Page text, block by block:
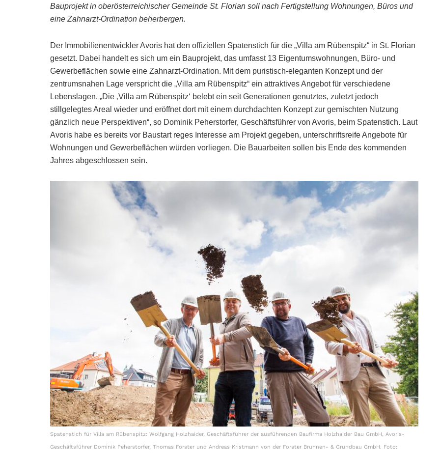
Bauprojekt in oberösterreichischer Gemeinde St. Florian soll nach Fertigstellung Wohnungen, Büros und
eine Zahnarzt-Ordination beherbergen.
Der Immobilienentwickler Avoris hat den offiziellen Spatenstich für die „Villa am Rübenspitz“ in St. Florian
gesetzt. Dabei handelt es sich um ein Bauprojekt, das umfasst 13 Eigentumswohnungen, Büro- und
Gewerbeflächen sowie eine Zahnarzt-Ordination. Mit dem puristisch-eleganten Konzept und der
zentrumsnahen Lage verspricht die „Villa am Rübenspitz“ ein attraktives Angebot für verschiedene
Lebenslagen. „Die ‚Villa am Rübenspitz‘ belebt ein seit Generationen genutztes, zuletzt jedoch
stillgelegtes Areal wieder und eröffnet dort mit einem durchdachten Konzept zur gemischten Nutzung
gänzlich neue Perspektiven“, so Dominik Peherstorfer, Geschäftsführer von Avoris, beim Spatenstich. Laut
Avoris habe es bereits vor Baustart reges Interesse am Projekt gegeben, unterschriftsreife Angebote für
Wohnungen und Gewerbeflächen würden vorliegen. Die Bauarbeiten sollen bis Ende des kommenden
Jahres abgeschlossen sein.
Spatenstich für Villa am Rübenspitz: Wolfgang Holzhaider, Geschäftsführer der ausführenden Baufirma Holzhaider Bau GmbH, Avoris-
Geschäftsführer Dominik Peherstorfer, Thomas Forster und Andreas Kristmann von der Forster Brunnen- & Grundbau GmbH. Foto: